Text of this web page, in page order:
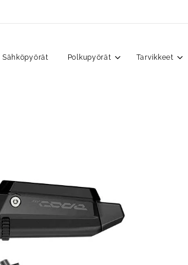
Sähköpyörät Polkupyörät Tarvikkeet